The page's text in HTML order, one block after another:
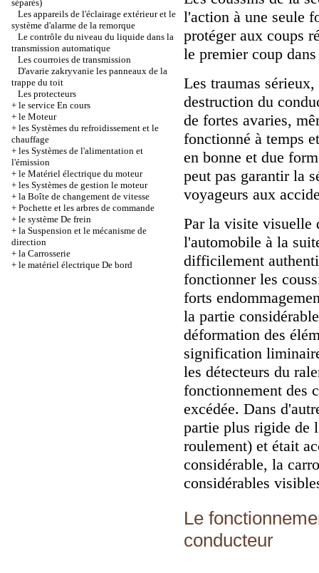
séparés)
Les appareils de l'éclairage extérieur et le
système d'alarme de la remorque
Le contrôle du niveau du liquide dans la
transmission automatique
Les courroies de transmission
D'avarie zakryvanie les panneaux de la
trappe du toit
Les protecteurs
+ le service En cours
+ le Moteur
+ les Systèmes du refroidissement et le
chauffage
+ les Systèmes de l'alimentation et
l'émission
+ le Matériel électrique du moteur
+ les Systèmes de gestion le moteur
+ la Boîte de changement de vitesse
+ Pochette et les arbres de commande
+ le système De frein
+ la Suspension et le mécanisme de
direction
+ la Carrosserie
+ le matériel électrique De bord
l'action à une seule
protéger aux coups
le premier coup
Les traumas
destruction du
de fortes avaries,
fonctionné à temps
en bonne et due
peut pas garantir la
voyageurs aux
Par la visite visuelle
l'automobile à la
difficilement
fonctionner les
forts
la partie
déformation des
signification
les détecteurs du
fonctionnement des
excédée. Dans
partie plus rigide de
roulement) et était
considérable, la
considérables
Le
conducteur